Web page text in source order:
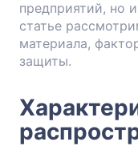
предприятий, но
статье
материала,
защиты.